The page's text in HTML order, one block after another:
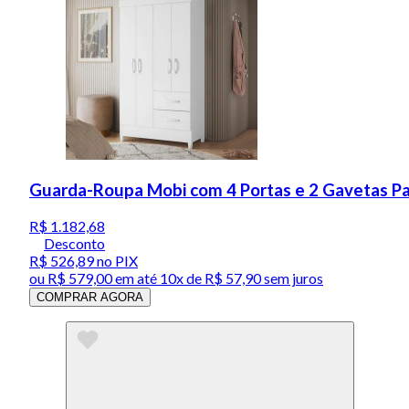
Guarda-Roupa Mobi com 4 Portas e 2 Gavetas
R$ 1.182,68
Desconto
R$ 526,89no PIX
ou R$ 579,00em até 10x de R$ 57,90 sem juros
COMPRAR AGORA